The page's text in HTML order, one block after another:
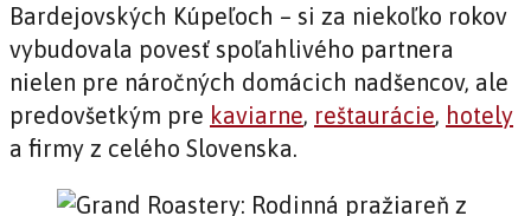
Bardejovských Kúpeľoch – si za niekoľko rokov
vybudovala povesť spoľahlivého partnera
nielen pre náročných domácich nadšencov, ale
predovšetkým pre kaviarne, reštaurácie, hotely
a firmy z celého Slovenska.